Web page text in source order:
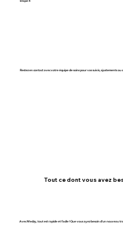
Étape 4
Restez en contact avec votre équipe de soins pour vos suivis, ajustements ou
Tout ce dont vous avez
Avec Medzy, tout est rapide et facile ! Que vous ayez besoin d'un nouveau